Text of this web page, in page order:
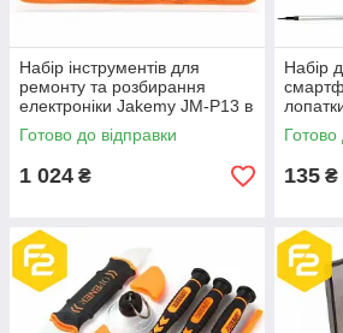
Набір інструментів для
ремонту та розбирання
електроніки Jakemy JM-P13 в
чохлі-піналі, 54 предмети
Готово до відправки
1 024 ₴
Набір
Готово
135 ₴